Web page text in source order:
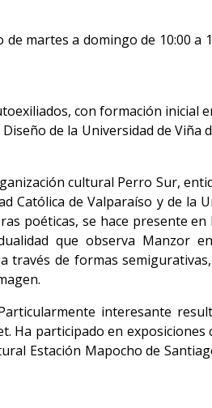
martes a domingo de 10:00 a
con formación inicial
de la Universidad de Viña
cultural Perro Sur,
Católica de Valparaíso y de la
poéticas, se hace presente en
que observa Manzor
través de formas
interesante
Ha participado en exposiciones
Estación Mapocho de